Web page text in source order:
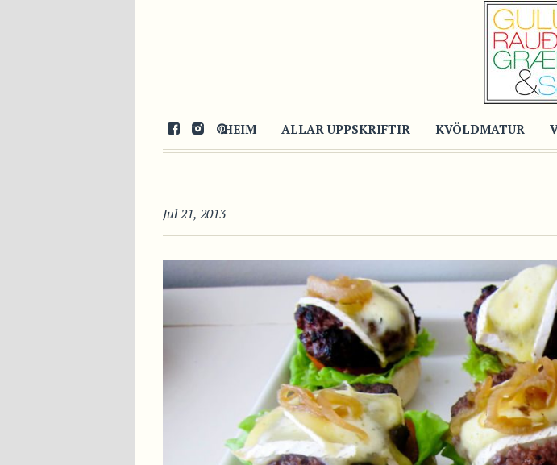
HEIM ALLAR UPPSKRIFTIR KVÖLDMATUR
Jul 21, 2013